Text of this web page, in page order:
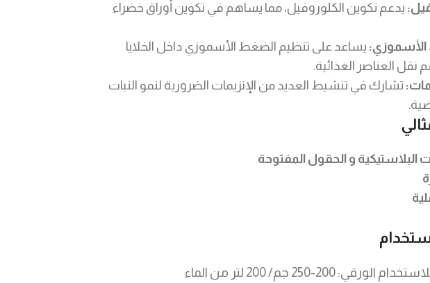
يدعم تكوين الكلوروفيل، مما يساهم في تكوين أوراق خضراء
يساعد على تنظيم الضغط الأسموزي داخل الخلايا
نقل العناصر الغذائية.
تشارك في تنشيط العديد من الإنزيمات الضرورية لنمو النبات
البلاستيكية و الحقول المفتوحة
200-250 جم/ 200 لتر من الماء